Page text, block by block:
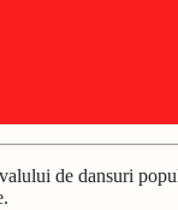
de dansuri